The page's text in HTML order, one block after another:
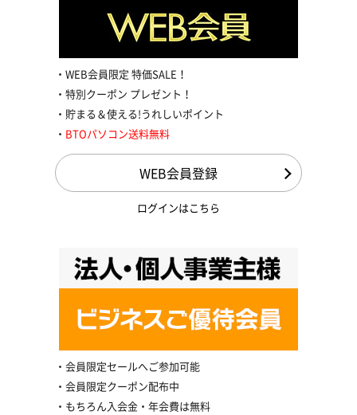
WEB会員限定 特価SALE！
特別クーポン プレゼント！
貯まる＆使える!うれしいポイント
BTOパソコン送料無料
WEB会員登録
ログインはこちら
会員限定セールへご参加可能
会員限定クーポン配布中
もちろん入会金・年会費は無料